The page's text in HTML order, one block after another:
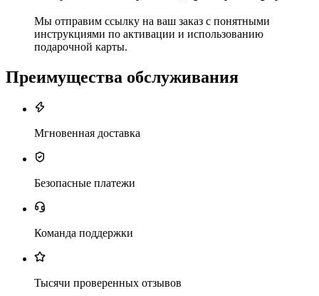
Мы отправим ссылку на ваш заказ с понятными
инструкциями по активации и использованию
подарочной карты.
Преимущества обслуживания
Мгновенная доставка
Безопасные платежи
Команда поддержки
Тысячи проверенных отзывов